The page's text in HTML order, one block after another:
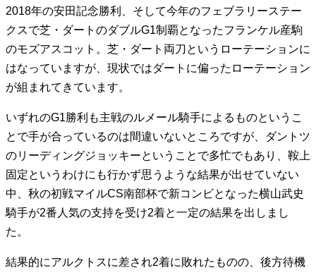
2018年の安田記念勝利、そして今年のフェブラリーステー
クスで芝・ダートのダブルG1制覇となったフランケル産駒
のモズアスコット。芝・ダート両刀というローテーションに
はなっていますが、現状ではダートに偏ったローテーション
が組まれてきています。
いずれのG1勝利も主戦のルメール騎手によるものというこ
とで手が合っているのは間違いないところですが、ダントツ
のリーディングジョッキーということで多忙でもあり、鞍上
固定というわけにも行かず思うような結果が出せていない
中、秋の初戦マイルCS南部杯で新コンビとなった横山武史
騎手が2番人気の支持を受け2着と一定の結果を出しまし
た。
結果的にアルクトスに差され2着に敗れたものの、後方待機